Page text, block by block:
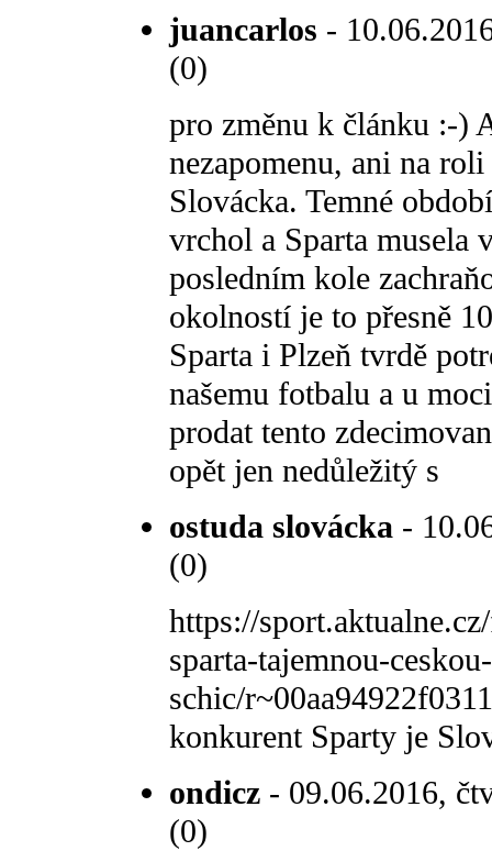
juancarlos -
(0)
pro změnu k článku :-)
nezapomenu, ani na
Slovácka. Temné
vrchol a Sparta musela
posledním kole
okolností je to přesně
Sparta i Plzeň tvrdě
našemu fotbalu a u
prodat tento
opět jen nedůležitý s
ostuda slovácka -
(0)
https://
sparta-tajemnou-
schic/
konkurent Sparty je
ondicz - 09.06.2016,
(0)